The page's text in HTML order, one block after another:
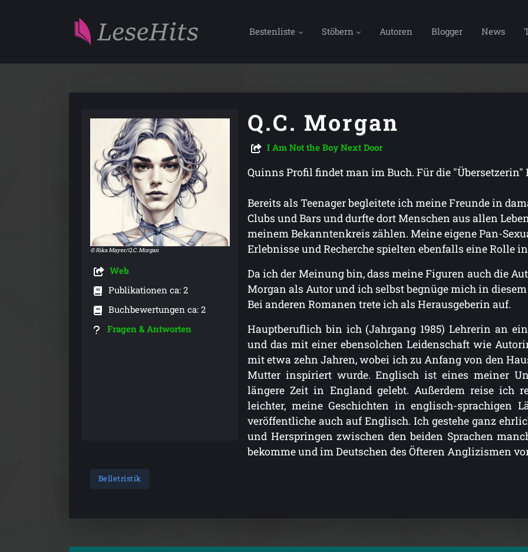
Bestenliste Stöbern Autoren Blogger News
© Rika Mayer/Q.C. Morgan
Web
Publikationen ca: 2
Buchbewertungen ca: 2
Fragen & Antworten
Q.C. Morgan
I Am Not the Boy Next Door
Quinns Profil findet man im Buch. Für die "Übersetzerin"
Bereits als Teenager begleitete ich meine Freunde in
Clubs und Bars und durfte dort Menschen aus allen
meinem Bekanntenkreis zählen. Meine eigene Pan-
Erlebnisse und Recherche spielten ebenfalls eine Rolle
Da ich der Meinung bin, dass meine Figuren auch die
Morgan als Autor und ich selbst begnüge mich in
Bei anderen Romanen trete ich als Herausgeberin auf.
Hauptberuflich bin ich (Jahrgang 1985) Lehrerin an
und das mit einer ebensolchen Leidenschaft wie
mit etwa zehn Jahren, wobei ich zu Anfang von den
Mutter inspiriert wurde. Englisch ist eines meiner
längere Zeit in England gelebt. Außerdem reise ich
leichter, meine Geschichten in englisch-sprachigen
veröffentliche auch auf Englisch. Ich gestehe ganz
und Herspringen zwischen den beiden Sprachen
bekomme und im Deutschen des Öfteren Anglizismen
Belletristik